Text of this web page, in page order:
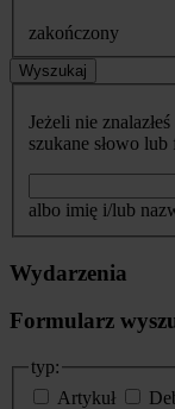
zakończony
Wyszukaj
Jeżeli nie
szukane słowo
albo imię i/lub
Wydarzenia
Formularz
typ:
Artykuł